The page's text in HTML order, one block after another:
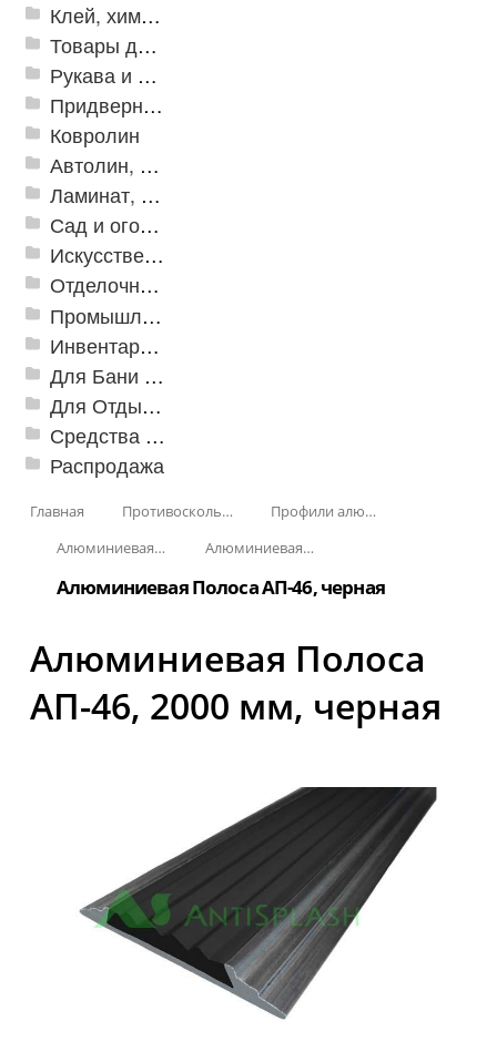
Клей, химия, сопутствующие товары
Товары для дома
Рукава и шланги промышленные
Придверные решетки
Ковролин
Автолин, Транслин, Линолеум
Ламинат, Кварцвиниловая плитка SPC
Сад и огород
Искусственная трава
Отделочные профили
Промышленный текстиль
Инвентарь для клининга
Для Бани и Сауны
Для Отдыха и Пикника
Средства от насекомых и садовых вредителей
Распродажа
Главная Противоскользящая защита для лестниц, профили, ленты
Профили алюминиевые с резиновой вставкой
Алюминиевая полоса с резиновыми вставками
Алюминиевая Полоса с резиновой вставкой АП-46
Алюминиевая Полоса АП-46, черная
Алюминиевая Полоса
АП-46, 2000 мм, черная